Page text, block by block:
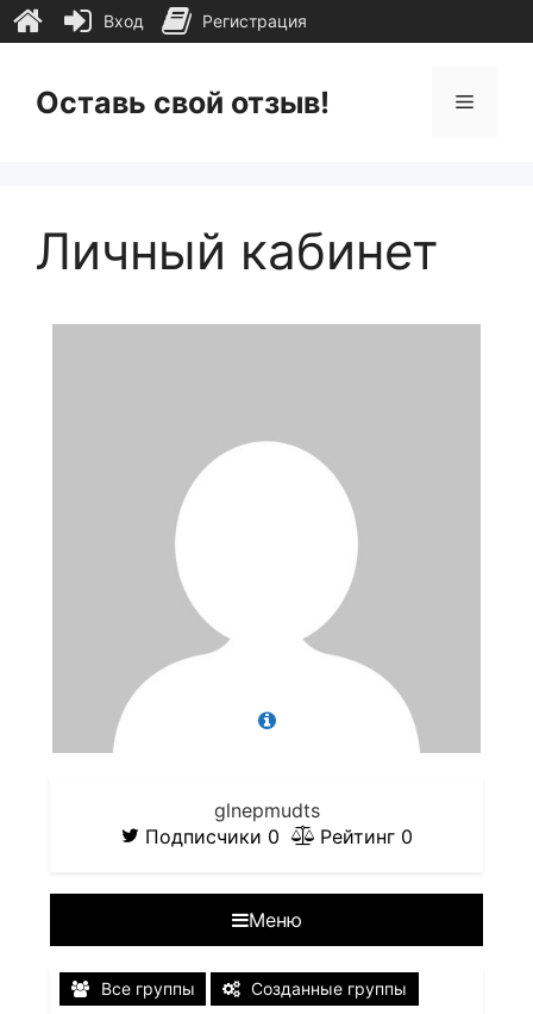
содержимому
Оставь свой отзыв! Меню
Личный кабинет
glnepmudts
Подписчики 0 Рейтинг 0
Меню
Все группы Созданные группы
Вход Регистрация